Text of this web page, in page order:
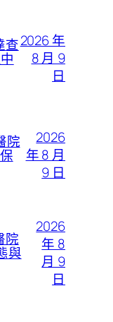
查2026 年
8 月 9
日
院
2026
年 8 月
9 日
院
與
2026
年 8
月 9
日